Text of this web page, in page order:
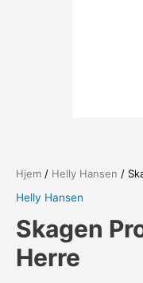
Hjem / Helly Hansen /
Helly Hansen
Skagen
Herre